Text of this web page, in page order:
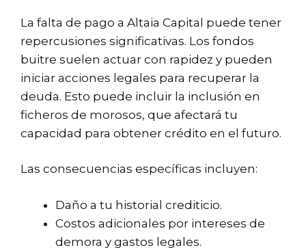
La falta de pago a Altaia Capital puede tener
repercusiones significativas. Los fondos
buitre suelen actuar con rapidez y pueden
iniciar acciones legales para recuperar la
deuda. Esto puede incluir la inclusión en
ficheros de morosos, que afectará tu
capacidad para obtener crédito en el futuro.
Las consecuencias específicas incluyen:
Daño a tu historial crediticio.
Costos adicionales por intereses de
demora y gastos legales.